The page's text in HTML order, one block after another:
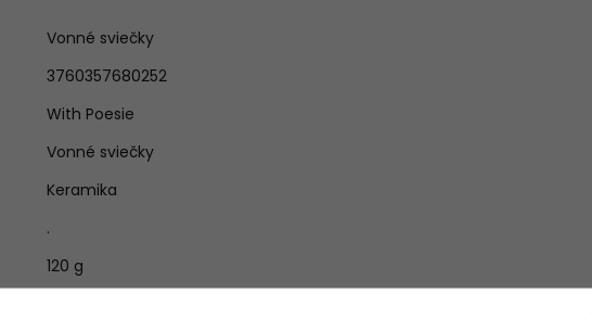
Vonné sviečky
3760357680252
With Poesie
Vonné sviečky
Keramika
.
120 g